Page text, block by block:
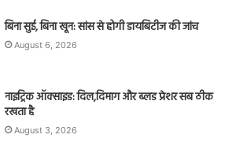
बिना सुई, बिना खून: सांस से होगी डायबिटीज की जांच
August 6, 2026
नाइट्रिक ऑक्साइड: दिल,दिमाग और ब्लड प्रेशर सब ठीक
रखता है
August 3, 2026